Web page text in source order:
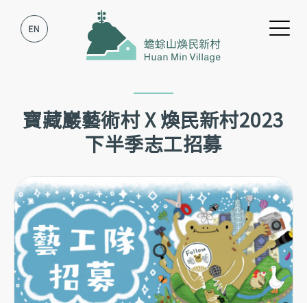
寶藏巖藝術村 X 煥民新村2023
下半季志工招募